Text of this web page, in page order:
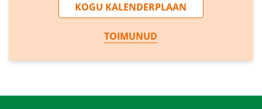
KOGU KALENDERPLAAN
TOIMUNUD